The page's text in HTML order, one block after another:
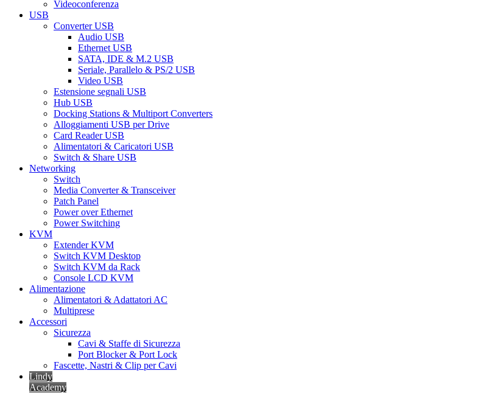
Videoconferenza
USB
Converter USB
Audio USB
Ethernet USB
SATA, IDE & M.2 USB
Seriale, Parallelo & PS/2 USB
Video USB
Estensione segnali USB
Hub USB
Docking Stations & Multiport Converters
Alloggiamenti USB per Drive
Card Reader USB
Alimentatori & Caricatori USB
Switch & Share USB
Networking
Switch
Media Converter & Transceiver
Patch Panel
Power over Ethernet
Power Switching
KVM
Extender KVM
Switch KVM Desktop
Switch KVM da Rack
Console LCD KVM
Alimentazione
Alimentatori & Adattatori AC
Multiprese
Accessori
Sicurezza
Cavi & Staffe di Sicurezza
Port Blocker & Port Lock
Fascette, Nastri & Clip per Cavi
Lindy
Academy